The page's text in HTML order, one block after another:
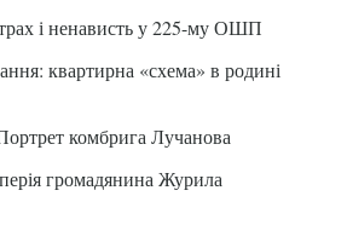
і ненависть у 225-му ОШП
квартирна «схема» в родині
комбрига Лучанова
громадянина Журила